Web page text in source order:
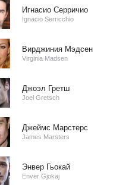
Игнасио Серричио
Ignacio Serricchio
Вирджиния Мэдсен
Virginia Madsen
Джоэл Гретш
Joel Gretsch
Джеймс Марстерс
James Marsters
Энвер Гьокай
Enver Gjokaj